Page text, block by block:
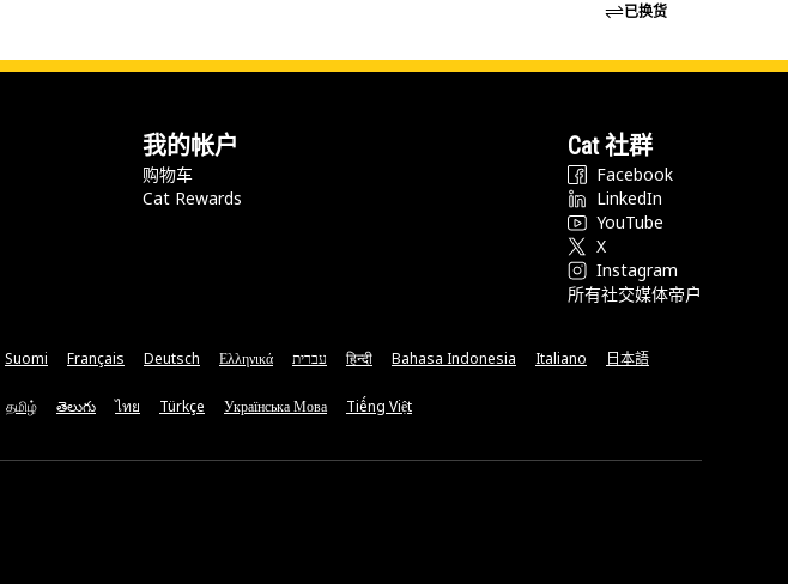
已换货
我的帐户
购物车
Cat Rewards
Cat 社群
Facebook
LinkedIn
YouTube
X
Instagram
所有社交媒体帝户
Suomi Français Deutsch Ελληνικά עברית हिन्दी Bahasa Indonesia Italiano 日本語
தமிழ் తెలుగు ไทย Türkçe Українська Мова Tiếng Việt